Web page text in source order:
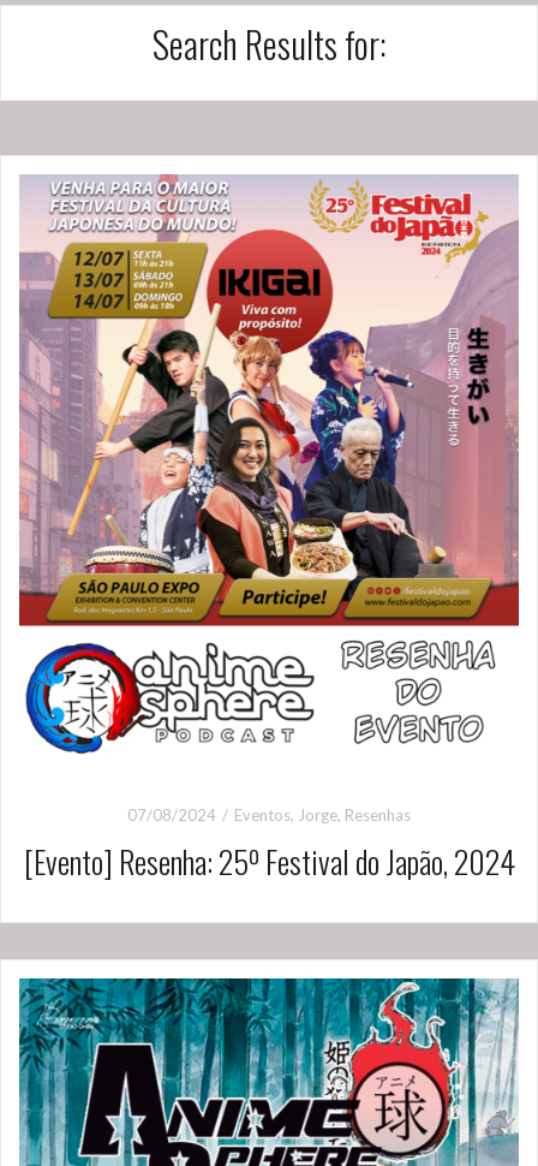
Search Results for:
07/08/2024 Eventos, Jorge, Resenhas
[Evento] Resenha: 25º Festival do Japão, 2024